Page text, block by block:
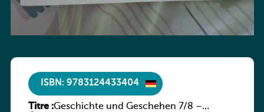
ISBN: 9783124433404
Titre :Geschichte und Geschehen 7/8 –